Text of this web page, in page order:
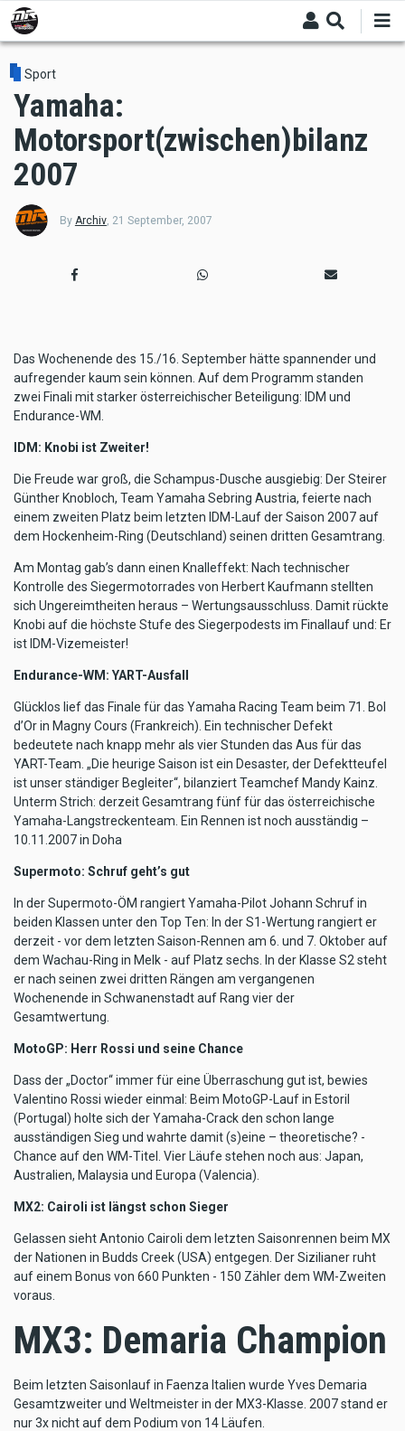
Skip
to
main
content
Sport
Yamaha:
Motorsport(zwischen)bilanz
2007
By Archiv, 21 September, 2007
Das Wochenende des 15./16. September hätte spannender und
aufregender kaum sein können. Auf dem Programm standen
zwei Finali mit starker österreichischer Beteiligung: IDM und
Endurance-WM.
IDM: Knobi ist Zweiter!
Die Freude war groß, die Schampus-Dusche ausgiebig: Der Steirer
Günther Knobloch, Team Yamaha Sebring Austria, feierte nach
einem zweiten Platz beim letzten IDM-Lauf der Saison 2007 auf
dem Hockenheim-Ring (Deutschland) seinen dritten Gesamtrang.
Am Montag gab’s dann einen Knalleffekt: Nach technischer
Kontrolle des Siegermotorrades von Herbert Kaufmann stellten
sich Ungereimtheiten heraus – Wertungsausschluss. Damit rückte
Knobi auf die höchste Stufe des Siegerpodests im Finallauf und: Er
ist IDM-Vizemeister!
Endurance-WM: YART-Ausfall
Glücklos lief das Finale für das Yamaha Racing Team beim 71. Bol
d’Or in Magny Cours (Frankreich). Ein technischer Defekt
bedeutete nach knapp mehr als vier Stunden das Aus für das
YART-Team. „Die heurige Saison ist ein Desaster, der Defektteufel
ist unser ständiger Begleiter“, bilanziert Teamchef Mandy Kainz.
Unterm Strich: derzeit Gesamtrang fünf für das österreichische
Yamaha-Langstreckenteam. Ein Rennen ist noch ausständig –
10.11.2007 in Doha
Supermoto: Schruf geht’s gut
In der Supermoto-ÖM rangiert Yamaha-Pilot Johann Schruf in
beiden Klassen unter den Top Ten: In der S1-Wertung rangiert er
derzeit - vor dem letzten Saison-Rennen am 6. und 7. Oktober auf
dem Wachau-Ring in Melk - auf Platz sechs. In der Klasse S2 steht
er nach seinen zwei dritten Rängen am vergangenen
Wochenende in Schwanenstadt auf Rang vier der
Gesamtwertung.
MotoGP: Herr Rossi und seine Chance
Dass der „Doctor“ immer für eine Überraschung gut ist, bewies
Valentino Rossi wieder einmal: Beim MotoGP-Lauf in Estoril
(Portugal) holte sich der Yamaha-Crack den schon lange
ausständigen Sieg und wahrte damit (s)eine – theoretische? -
Chance auf den WM-Titel. Vier Läufe stehen noch aus: Japan,
Australien, Malaysia und Europa (Valencia).
MX2: Cairoli ist längst schon Sieger
Gelassen sieht Antonio Cairoli dem letzten Saisonrennen beim MX
der Nationen in Budds Creek (USA) entgegen. Der Sizilianer ruht
auf einem Bonus von 660 Punkten - 150 Zähler dem WM-Zweiten
voraus.
MX3: Demaria Champion
Beim letzten Saisonlauf in Faenza Italien wurde Yves Demaria
Gesamtzweiter und Weltmeister in der MX3-Klasse. 2007 stand er
nur 3x nicht auf dem Podium von 14 Läufen.